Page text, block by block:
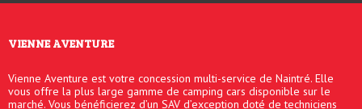
VIENNE AVENTURE
Vienne Aventure est votre concession multi-service de Naintré. Elle
vous offre la plus large gamme de camping cars disponible sur le
marché. Vous bénéficierez d’un SAV d’exception doté de techniciens